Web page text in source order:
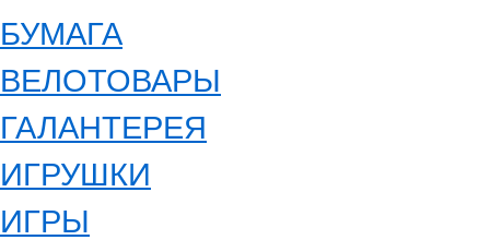
БУМАГА
ВЕЛОТОВАРЫ
ГАЛАНТЕРЕЯ
ИГРУШКИ
ИГРЫ